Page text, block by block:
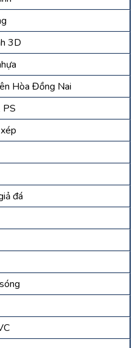
3D
Hòa Đồng Nai
PS
đá